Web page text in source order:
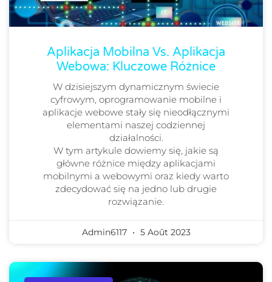
Aplikacja Mobilna Vs. Aplikacja
Webowa: Kluczowe Różnice
W dzisiejszym dynamicznym świecie
cyfrowym, oprogramowanie mobilne i
aplikacje webowe stały się nieodłącznymi
elementami naszej codziennej
działalności.
W tym artykule dowiemy się, jakie są
główne różnice między aplikacjami
mobilnymi a webowymi oraz kiedy warto
zdecydować się na jedno lub drugie
rozwiązanie.
Admin6117 5 Août 2023